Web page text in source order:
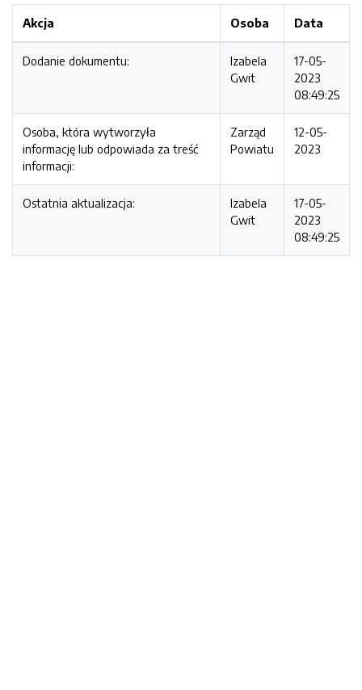
Akcja Osoba Data
Dodanie dokumentu:
Izabela
Gwit
17-05-
2023
08:49:25
Osoba, która wytworzyła
informację lub odpowiada za treść
informacji:
Zarząd
Powiatu
12-05-
2023
Ostatnia aktualizacja:
Izabela
Gwit
17-05-
2023
08:49:25